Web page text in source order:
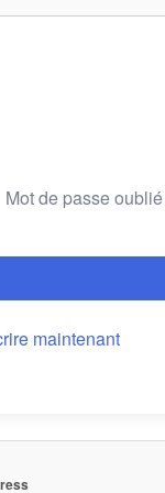
Mot de passe
maintenant